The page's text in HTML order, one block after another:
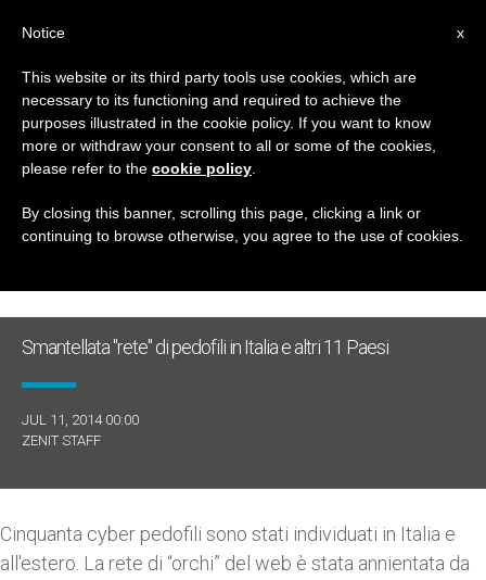
GIORNO
Luglio 11th, 2014
ULTIME NOTIZIE
Smantellata "rete" di pedofili in Italia e altri 11 Paesi
JUL 11, 2014 00:00
ZENIT STAFF
Cinquanta cyber pedofili sono stati individuati in Italia e
all'estero. La rete di “orchi” del web è stata annientata da
x
Notice
This website or its third party tools use cookies, which are
necessary to its functioning and required to achieve the
purposes illustrated in the cookie policy. If you want to know
more or withdraw your consent to all or some of the cookies,
please refer to the cookie policy
By closing this banner, scrolling this page, clicking a link or
continuing to browse otherwise, you agree to the use of cookies.